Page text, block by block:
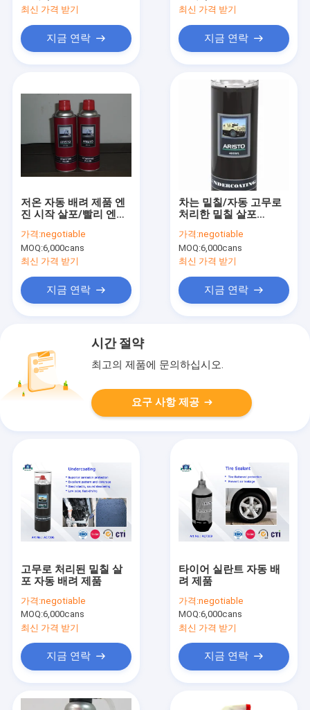
최신 가격 받기
지금 연락
최신 가격 받기
지금 연락
저온 자동 배려 제품 엔
진 시작 살포/빨리 엔진
가격:negotiable
MOQ:6,000cans
최신 가격 받기
지금 연락
차는 밑칠/자동 고무로
처리한 밑칠 살포
리했습니다
가격:negotiable
MOQ:6,000cans
최신 가격 받기
지금 연락
시간 절약
최고의 제품에 문의하십시오.
요구 사항 제공
고무로 처리된 밑칠 살
포 자동 배려 제품
가격:negotiable
MOQ:6,000cans
최신 가격 받기
지금 연락
타이어 실란트 자동 배
려 제품
가격:negotiable
MOQ:6,000cans
최신 가격 받기
지금 연락